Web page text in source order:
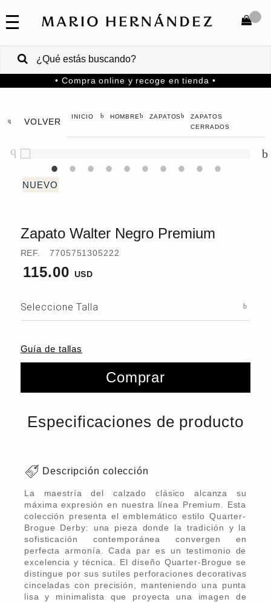
COLECCIONES
VENTAS
CORPORATIVAS
Venezuela
COMPRAR
• Compra online y recoge en tienda •
VOLVER HOMBRE ZAPATOS
ZAPATOS
CERRADOS
Zapato Walter Negro Premium
REF. 7705751305222
115.00
Seleccione Talla
Guía de tallas
Comprar
Especificaciones de producto
Descripción colección
La maestría del calzado clásico alcanza su
máxima expresión en nuestra línea Premium. Esta
colección presenta el emblemático estilo Quarter-
Brogue Derby: una pieza donde la tradición y la
sofisticación contemporánea convergen en
perfecta armonía. Cada par es un testimonio de
excelencia y técnica. El diseño Quarter-Brogue se
distingue por sus sutiles perforaciones decorativas
cinceladas con precisión, manteniendo una punta
lisa y minimalista que proyecta una imagen de